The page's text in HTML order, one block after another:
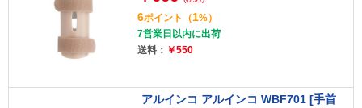
6ポイント （1%）
7営業日以内に出荷
送料： ￥550
アルインコ アルインコ WBF701 [手首